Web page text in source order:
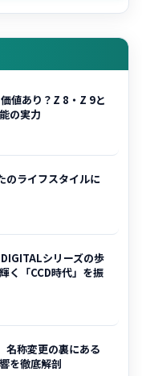
値あり？Z 8・Z 9と
の実力
ライフスタイルに
シリーズの歩
く「CCD時代」を振
名称変更の裏にある
を徹底解剖